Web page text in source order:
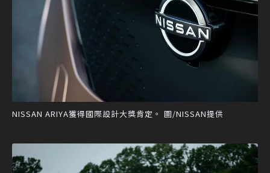
NISSAN ARIYA獲得國際設計大獎肯定。 圖/NISSAN提供